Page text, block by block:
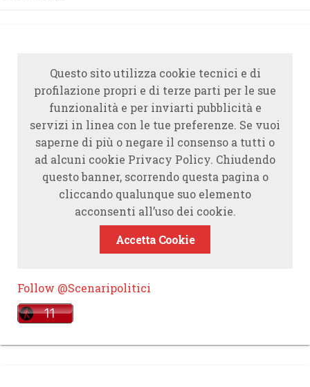
Questo sito utilizza cookie tecnici e di
profilazione propri e di terze parti per le sue
funzionalità e per inviarti pubblicità e
servizi in linea con le tue preferenze. Se vuoi
saperne di più o negare il consenso a tutti o
ad alcuni cookie Privacy Policy. Chiudendo
questo banner, scorrendo questa pagina o
cliccando qualunque suo elemento
acconsenti all’uso dei cookie.
Accetta Cookie
Follow @Scenaripolitici